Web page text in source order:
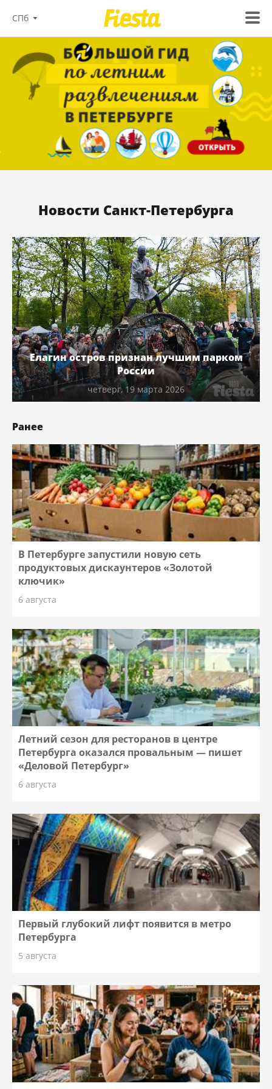
СПб
Новости Санкт-Петербурга
Елагин остров признан лучшим парком
России
четверг, 19 марта 2026
Ранее
В Петербурге запустили новую сеть
продуктовых дискаунтеров «Золотой
ключик»
6 августа
Летний сезон для ресторанов в центре
Петербурга оказался провальным — пишет
«Деловой Петербург»
6 августа
Первый глубокий лифт появится в метро
Петербурга
5 августа